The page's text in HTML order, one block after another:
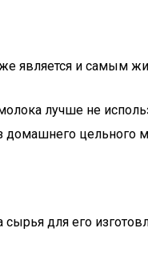
является и самым
лучше не
домашнего цельного
для его